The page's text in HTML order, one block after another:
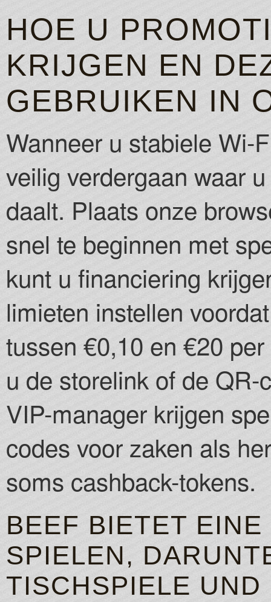
HOE U
KRIJGEN EN
GEBRUIKEN IN
Wanneer u stabiele Wi-
veilig verdergaan waar
daalt. Plaats onze
snel te beginnen met
kunt u financiering
limieten instellen
tussen €0,10 en €20
u de storelink of de
VIP-manager krijgen
codes voor zaken als
soms cashback-tokens.
BEEF BIETET
SPIELEN,
TISCHSPIELE